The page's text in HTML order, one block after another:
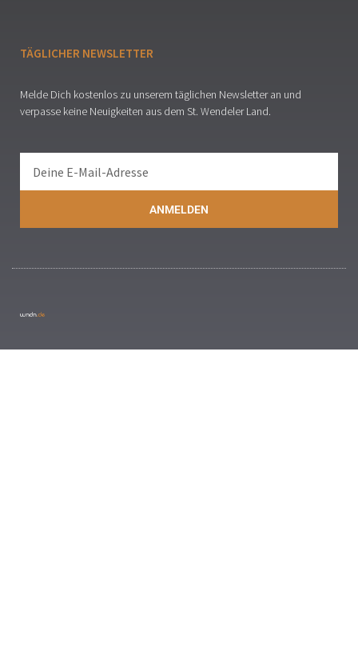
TÄGLICHER NEWSLETTER
Melde Dich kostenlos zu unserem täglichen Newsletter an und
verpasse keine Neuigkeiten aus dem St. Wendeler Land.
ANMELDEN